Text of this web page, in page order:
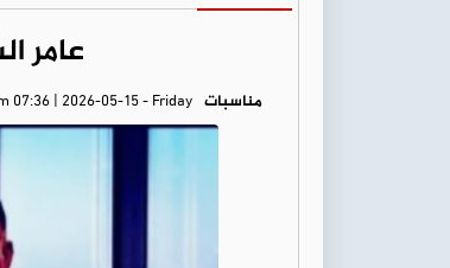
عامر
مناسبات 07:36 | 2026-05-15 - Friday